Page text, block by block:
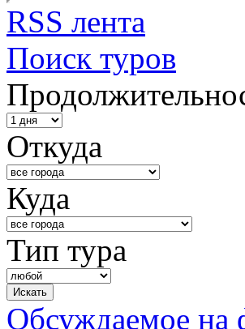
RSS лента
Поиск туров
Откуда
Куда
Тип тура
Обсуждаемое на